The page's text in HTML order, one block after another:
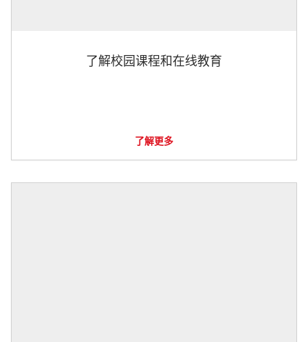
了解校园课程和在线教育
了解更多